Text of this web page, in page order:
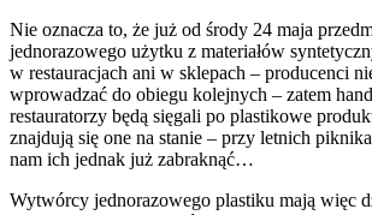
Nie oznacza to, że już od środy 24 maja
jednorazowego użytku z materiałów
w restauracjach ani w sklepach – producenci
wprowadzać do obiegu kolejnych – zatem
restauratorzy będą sięgali po plastikowe
znajdują się one na stanie – przy letnich
nam ich jednak już zabraknąć…
Wytwórcy jednorazowego plastiku mają więc